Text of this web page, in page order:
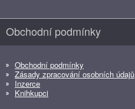
Obchodní podmínky
Obchodní podmínky
Zásady zpracování osobních údajů
Inzerce
Knihkupci